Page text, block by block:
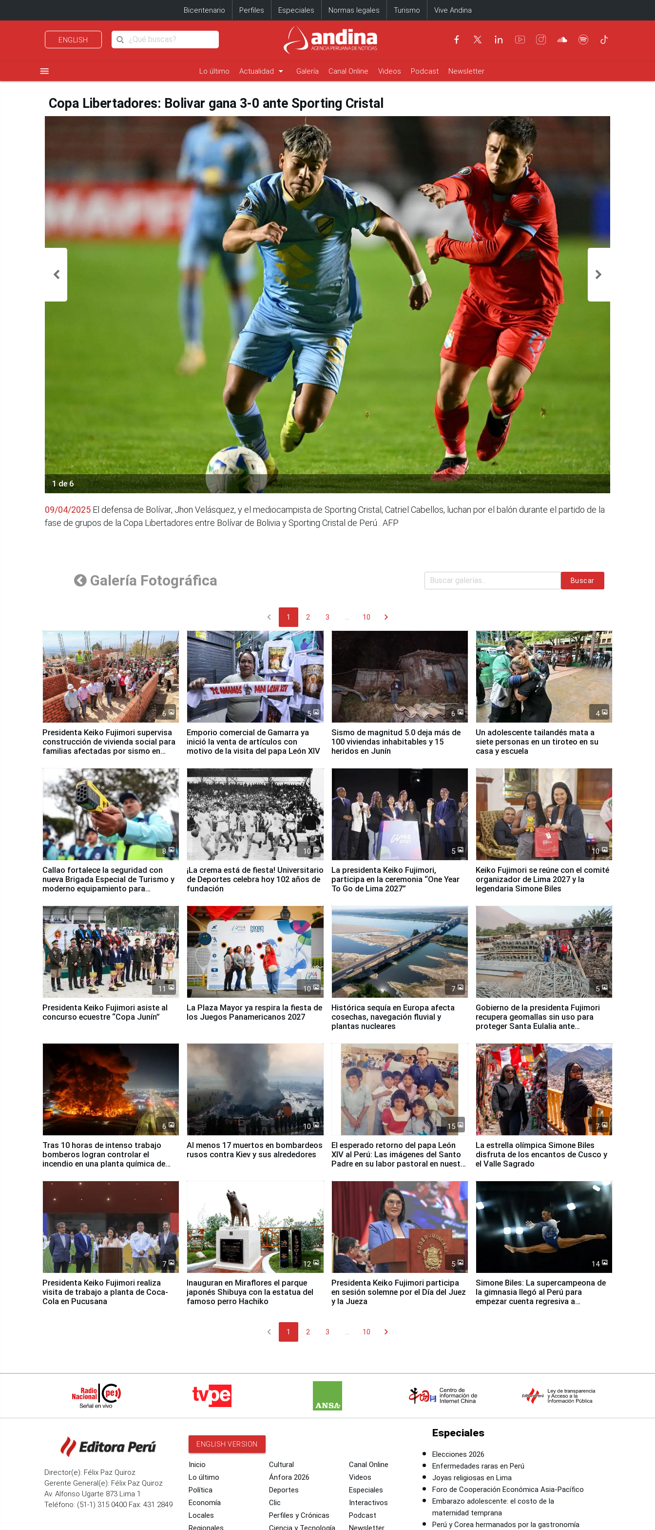
Bicentenario Perfiles Especiales Normas legales Turismo Vive Andina
ENGLISH
menu Lo último Actualidad arrow_drop_down Galería Canal Online Videos Podcast Newsletter
Copa Libertadores: Bolivar gana 3-0 ante Sporting Cristal
1 de 6
09/04/2025 El defensa de Bolívar, Jhon Velásquez, y el mediocampista de Sporting Cristal, Catriel Cabellos, luchan por el balón durante el partido de la
fase de grupos de la Copa Libertadores entre Bolívar de Bolivia y Sporting Cristal de Perú . AFP
Galería Fotográfica Buscar
chevron_left 1 2 3 10 chevron_right
6
Presidenta Keiko Fujimori supervisa
construcción de vivienda social para
familias afectadas por sismo en
5
Emporio comercial de Gamarra ya
inició la venta de artículos con
motivo de la visita del papa León XIV
6
Sismo de magnitud 5.0 deja más de
100 viviendas inhabitables y 15
heridos en Junín
4
Un adolescente tailandés mata a
siete personas en un tiroteo en su
casa y escuela
8
Callao fortalece la seguridad con
nueva Brigada Especial de Turismo y
moderno equipamiento para
10
¡La crema está de fiesta! Universitario
de Deportes celebra hoy 102 años de
fundación
5
La presidenta Keiko Fujimori,
participa en la ceremonia “One Year
To Go de Lima 2027”
10
Keiko Fujimori se reúne con el comité
organizador de Lima 2027 y la
legendaria Simone Biles
11
Presidenta Keiko Fujimori asiste al
concurso ecuestre “Copa Junín”
10
La Plaza Mayor ya respira la fiesta de
los Juegos Panamericanos 2027
7
Histórica sequía en Europa afecta
cosechas, navegación fluvial y
plantas nucleares
5
Gobierno de la presidenta Fujimori
recupera geomallas sin uso para
proteger Santa Eulalia ante
6
Tras 10 horas de intenso trabajo
bomberos logran controlar el
incendio en una planta química de
10
Al menos 17 muertos en bombardeos
rusos contra Kiev y sus alrededores
15
El esperado retorno del papa León
XIV al Perú: Las imágenes del Santo
Padre en su labor pastoral en nuestro
7
La estrella olímpica Simone Biles
disfruta de los encantos de Cusco y
el Valle Sagrado
7
Presidenta Keiko Fujimori realiza
visita de trabajo a planta de Coca-
Cola en Pucusana
12
Inauguran en Miraflores el parque
japonés Shibuya con la estatua del
famoso perro Hachiko
5
Presidenta Keiko Fujimori participa
en sesión solemne por el Día del Juez
y la Jueza
14
Simone Biles: La supercampeona de
la gimnasia llegó al Perú para
empezar cuenta regresiva a
chevron_left 1 2 3 10 chevron_right
Director(e): Félix Paz Quiroz
Gerente General(e): Félix Paz Quiroz
Av. Alfonso Ugarte 873 Lima 1
Teléfono: (51-1) 315 0400 Fax: 431 2849
ENGLISH VERSION
Inicio
Lo último
Política
Economía
Locales
Regionales
Cultural
Ánfora 2026
Deportes
Clic
Perfiles y Crónicas
Ciencia y Tecnología
Canal Online
Videos
Especiales
Interactivos
Podcast
Newsletter
Especiales
Elecciones 2026
Enfermedades raras en Perú
Joyas religiosas en Lima
Foro de Cooperación Económica Asia-Pacífico
Embarazo adolescente: el costo de la
maternidad temprana
Perú y Corea hermanados por la gastronomía